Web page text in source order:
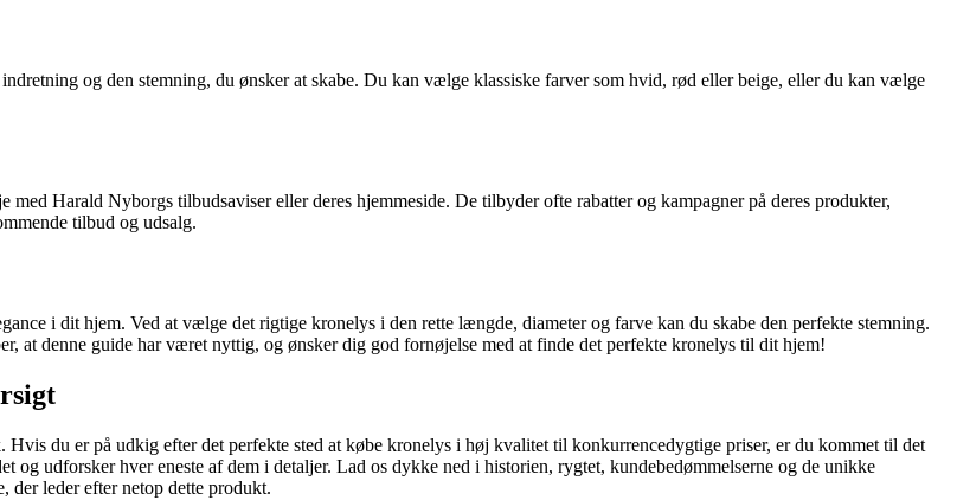
og den stemning, du ønsker at skabe. Du kan vælge klassiske farver som hvid, rød eller beige, eller du kan vælge
Harald Nyborgs tilbudsaviser eller deres hjemmeside. De tilbyder ofte rabatter og kampagner på deres produkter,
tilbud og udsalg.
i dit hjem. Ved at vælge det rigtige kronelys i den rette længde, diameter og farve kan du skabe den perfekte stemning.
at denne guide har været nyttig, og ønsker dig god fornøjelse med at finde det perfekte kronelys til dit hjem!
du er på udkig efter det perfekte sted at købe kronelys i høj kvalitet til konkurrencedygtige priser, er du kommet til det
og udforsker hver eneste af dem i detaljer. Lad os dykke ned i historien, rygtet, kundebedømmelserne og de unikke
der leder efter netop dette produkt.